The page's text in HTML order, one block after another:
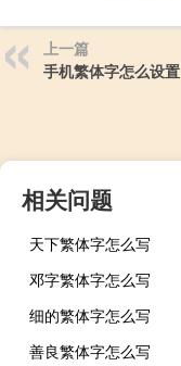
上一篇
手机繁体字怎么设置
相关问题
天下繁体字怎么写
邓字繁体字怎么写
细的繁体字怎么写
善良繁体字怎么写